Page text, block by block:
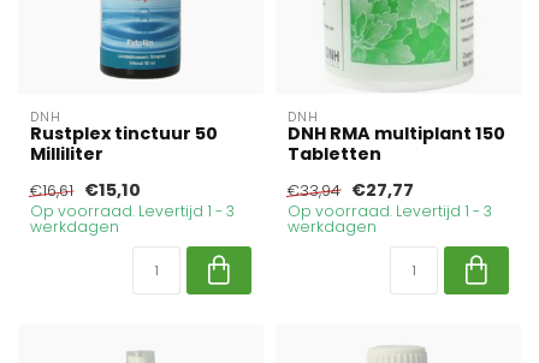
DNH
Rustplex tinctuur 50
Milliliter
€16,61 €15,10
Op voorraad. Levertijd 1 - 3
werkdagen
DNH
DNH RMA multiplant 150
Tabletten
€33,94 €27,77
Op voorraad. Levertijd 1 - 3
werkdagen